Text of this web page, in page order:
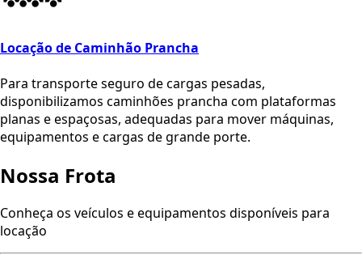
Locação de Caminhão Prancha
Para transporte seguro de cargas pesadas,
disponibilizamos caminhões prancha com plataformas
planas e espaçosas, adequadas para mover máquinas,
equipamentos e cargas de grande porte.
Nossa Frota
Conheça os veículos e equipamentos disponíveis para
locação